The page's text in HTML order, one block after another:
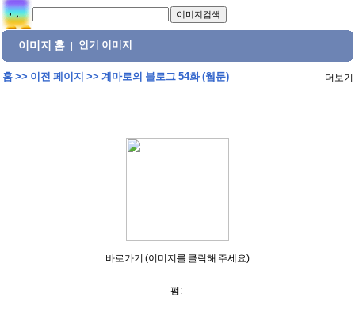
이미지 홈 인기 이미지
홈>> 이전 페이지 >> 계마로의 블로그 54화 (웹툰) 더보기
바로가기 (이미지를 클릭해 주세요)
펌: